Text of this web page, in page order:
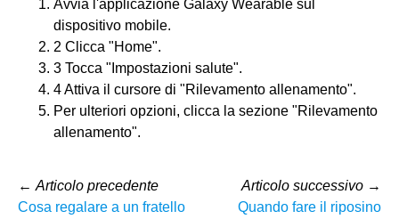
Avvia l'applicazione Galaxy Wearable sul
dispositivo mobile.
2 Clicca "Home".
3 Tocca "Impostazioni salute".
4 Attiva il cursore di "Rilevamento allenamento".
Per ulteriori opzioni, clicca la sezione "Rilevamento
allenamento".
← Articolo precedente
Cosa regalare a un fratello
Articolo successivo →
Quando fare il riposino